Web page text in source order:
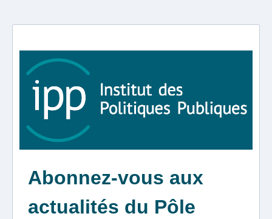
Abonnez-vous aux
actualités du Pôle